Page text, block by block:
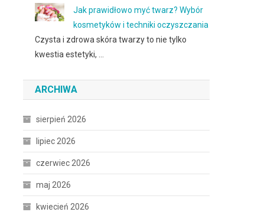
Jak prawidłowo myć twarz? Wybór
kosmetyków i techniki oczyszczania
Czysta i zdrowa skóra twarzy to nie tylko
kwestia estetyki, …
ARCHIWA
sierpień 2026
lipiec 2026
czerwiec 2026
maj 2026
kwiecień 2026